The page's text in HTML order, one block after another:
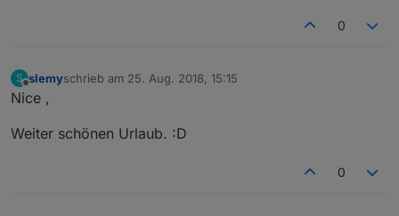
0
S slemyschrieb am 25. Aug. 2018, 15:15
zuletzt editiert von
Nice ,
Weiter schönen Urlaub. :D
0